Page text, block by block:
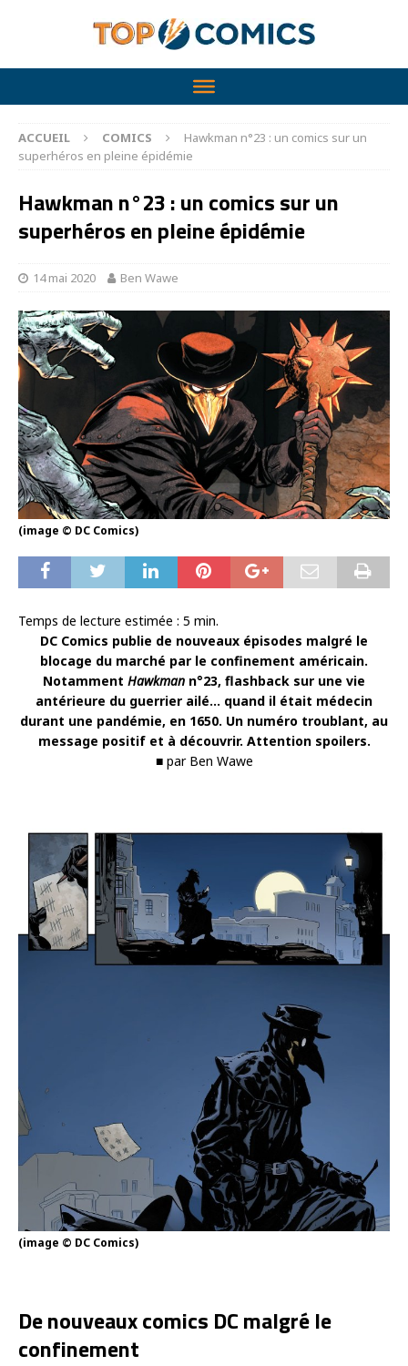
ACCUEIL COMICS
Hawkman n°23 : un comics sur un
superhéros en pleine épidémie
Hawkman n°23 : un comics sur un
superhéros en pleine épidémie
14 mai 2020 Ben Wawe
(image © DC Comics)
Temps de lecture estimée : 5 min.
DC Comics publie de nouveaux épisodes malgré le
blocage du marché par le confinement américain.
Notamment Hawkman n°23, flashback sur une vie
antérieure du guerrier ailé… quand il était médecin
durant une pandémie, en 1650. Un numéro troublant, au
message positif et à découvrir. Attention spoilers.
■ par Ben Wawe
(image © DC Comics)
De nouveaux comics DC malgré le
confinement